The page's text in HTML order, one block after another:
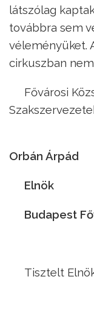
látszólag
továbbra sem
véleményüket.
cirkuszban
Fővárosi
Orbán Árpád
Elnök
Budapest
Tisztelt